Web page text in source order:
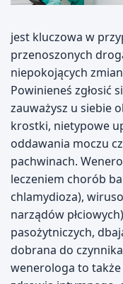
jest kluczowa w
przenoszonych
niepokojących
Powinieneś zgłosić
zauważysz u siebie
krostki, nietypowe
oddawania moczu
pachwinach.
leczeniem chorób
chlamydioza),
narządów
pasożytniczych,
dobrana do
wenerologa to